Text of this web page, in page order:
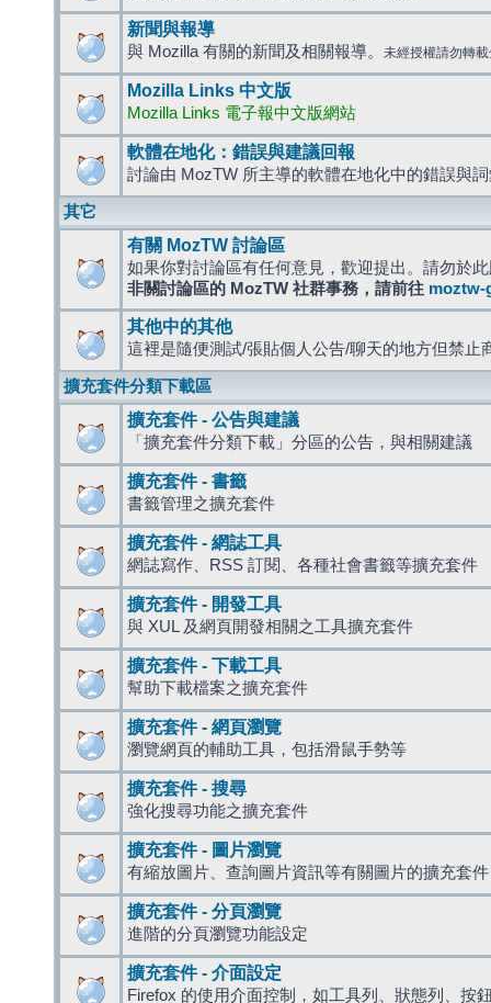
新聞與報導
與 Mozilla 有關的新聞及相關報導。 未經授權請勿轉
Mozilla Links 中文版
Mozilla Links 電子報中文版網站
軟體在地化：錯誤與建議回報
討論由 MozTW 所主導的軟體在地化中的錯誤與
其它
有關 MozTW 討論區
如果你對討論區有任何意見，歡迎提出。請勿於
非關討論區的 MozTW 社群事務，請前往 moztw-
其他中的其他
這裡是隨便測試/張貼個人公告/聊天的地方但禁止
擴充套件分類下載區
擴充套件 - 公告與建議
「擴充套件分類下載」分區的公告，與相關建議
擴充套件 - 書籤
書籤管理之擴充套件
擴充套件 - 網誌工具
網誌寫作、RSS 訂閱、各種社會書籤等擴充套件
擴充套件 - 開發工具
與 XUL 及網頁開發相關之工具擴充套件
擴充套件 - 下載工具
幫助下載檔案之擴充套件
擴充套件 - 網頁瀏覽
瀏覽網頁的輔助工具，包括滑鼠手勢等
擴充套件 - 搜尋
強化搜尋功能之擴充套件
擴充套件 - 圖片瀏覽
有縮放圖片、查詢圖片資訊等有關圖片的擴充套件
擴充套件 - 分頁瀏覽
進階的分頁瀏覽功能設定
擴充套件 - 介面設定
Firefox 的使用介面控制，如工具列、狀態列、按